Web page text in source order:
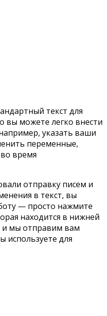
текст для
вы можете легко внести
указать ваши
переменные,
время
отправку писем и
в текст, вы
— просто нажмите
находится в нижней
и мы отправим вам
используете для